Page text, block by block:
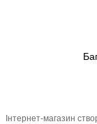
Інтернет-магазин